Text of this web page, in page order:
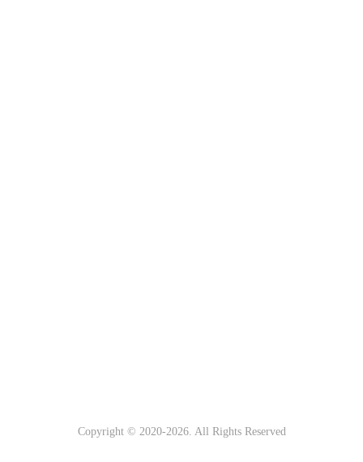
Copyright © 2020-2026. All Rights Reserved